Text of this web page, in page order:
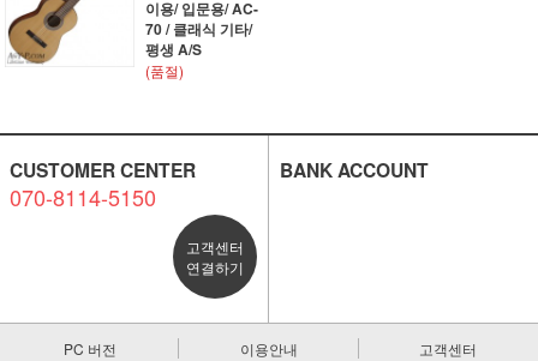
이용/ 입문용/ AC-
70 / 클래식 기타/
평생 A/S
(품절)
CUSTOMER CENTER
070-8114-5150
고객센터
연결하기
BANK ACCOUNT
PC 버전 이용안내 고객센터